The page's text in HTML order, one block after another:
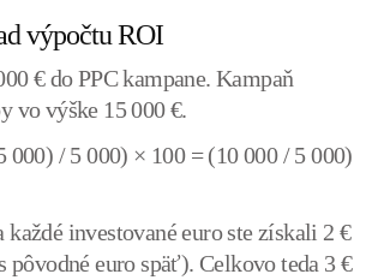
výpočtu ROI
€ do PPC kampane. Kampaň
vo výške 15 000 €.
000) / 5 000) × 100 = (10 000 / 5 000)
každé investované euro ste získali 2 €
pôvodné euro späť). Celkovo teda 3 €